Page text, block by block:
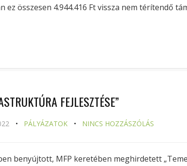
ez összesen 4.944.416 Ft vissza nem térítendő
FEJLESZTÉSE”
PÁLYÁZATOK NINCS HOZZÁSZÓLÁS
benyújtott, MFP keretében meghirdetett